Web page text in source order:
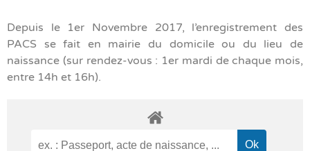
Depuis le 1er Novembre 2017, l’enregistrement des
PACS se fait en mairie du domicile ou du lieu de
naissance (sur rendez-vous : 1er mardi de chaque mois,
entre 14h et 16h).